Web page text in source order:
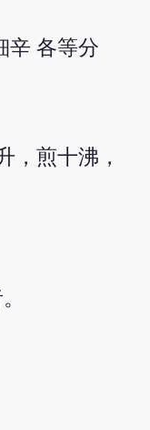
辛 各等分
，煎十沸，